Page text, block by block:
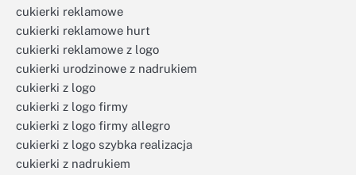
cukierki reklamowe
cukierki reklamowe hurt
cukierki reklamowe z logo
cukierki urodzinowe z nadrukiem
cukierki z logo
cukierki z logo firmy
cukierki z logo firmy allegro
cukierki z logo szybka realizacja
cukierki z nadrukiem